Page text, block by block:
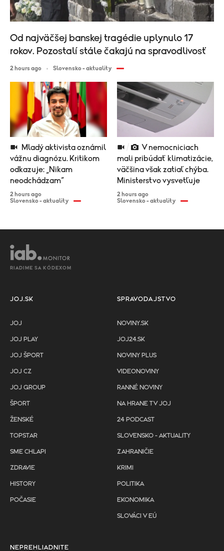
vážnu diagnózu. Kritikom
odkazuje: „Nikam
neodchádzam“
2 hours ago
Slovensko - aktuality
mali pribúdať klimatizácie,
väčšina však zatiaľ chýba.
Ministerstvo vysvetľuje
2 hours ago
Slovensko - aktuality
Od najväčšej banskej tragédie uplynulo 17
rokov. Pozostalí stále čakajú na spravodlivosť
2 hours ago Slovensko - aktuality
RIADIME SA KÓDEXOM
JOJ.SK
JOJ
JOJ PLAY
JOJ ŠPORT
JOJ CZ
JOJ GROUP
ŠPORT
ŽENSKÉ
TOPSTAR
SME CHLAPI
ZDRAVIE
HISTORY
POČASIE
SPRAVODAJSTVO
NOVINY.SK
JOJ24.SK
NOVINY PLUS
VIDEONOVINY
RANNÉ NOVINY
NA HRANE TV JOJ
24 PODCAST
SLOVENSKO - AKTUALITY
ZAHRANIČIE
KRIMI
POLITIKA
EKONOMIKA
SLOVÁCI V EÚ
NEPREHLIADNITE